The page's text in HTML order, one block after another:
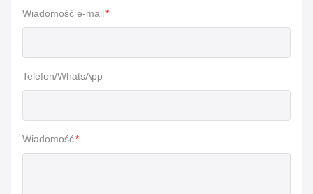
Wiadomość e-mail*
Telefon/WhatsApp
Wiadomość*